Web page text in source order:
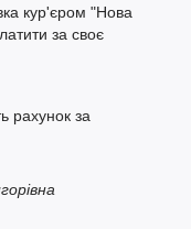
кур'єром "Нова
за своє
рахунок за